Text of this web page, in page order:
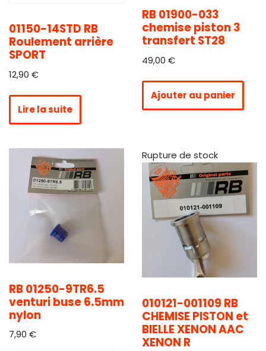
01150-14STD RB
Roulement arrière
SPORT
12,90 €
Lire la suite
RB 01900-033
chemise piston 3
transfert ST28
49,00 €
Ajouter au panier
RB 01250-9TR6.5
venturi buse 6.5mm
nylon
7,90 €
Rupture de stock
010121-001109 RB
CHEMISE PISTON et
BIELLE XENON AAC
XENON R